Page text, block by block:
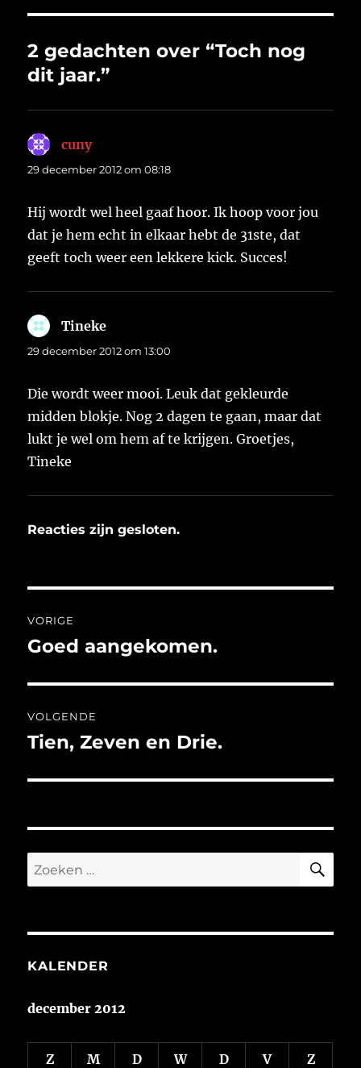
2 gedachten over “Toch nog
dit jaar.”
cunyschreef:
29 december 2012 om 08:18
Hij wordt wel heel gaaf hoor. Ik hoop voor jou
dat je hem echt in elkaar hebt de 31ste, dat
geeft toch weer een lekkere kick. Succes!
Tineke
29 december 2012 om 13:00
Die wordt weer mooi. Leuk dat gekleurde
midden blokje. Nog 2 dagen te gaan, maar dat
lukt je wel om hem af te krijgen. Groetjes,
Tineke
Reacties zijn gesloten.
navigatie
VORIGE
Vorig
Goed aangekomen.
VOLGENDE
Volgend
Tien, Zeven en Drie.
Zoeken
naar:
KALENDER
december 2012
Z M D W D V Z